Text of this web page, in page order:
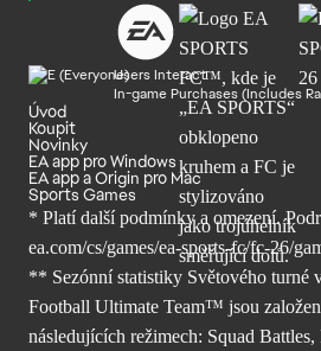
Users Interact
In-game Purchases (Includes
Úvod
Koupit
Novinky
EA app pro Windows
EA app a Origin pro Mac
Sports Games
* Platí další podmínky a omezení.
ea.com/cs/games/ea-sports-fc/fc-26/
** Sezónní statistiky Světového
Football Ultimate Team™ jsou
následujících režimech: Squad